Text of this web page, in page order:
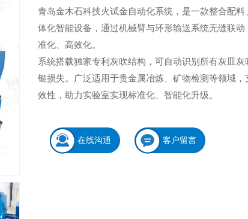
青岛金木石科技火试金自动化系统，是一款整合配
体化智能设备，通过机械臂与环形输送系统无缝联
准化、高效化。
系统搭载独家专利灰吹结构，可自动识别所有灰皿
银损失。广泛适用于贵金属冶炼、矿物检测等领域
效性，助力实验室实现标准化、智能化升级。
在线沟通 客户留言